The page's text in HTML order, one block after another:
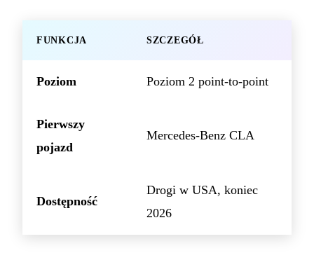
FUNKCJA SZCZEGÓŁ
Poziom Poziom 2 point-to-point
Pierwszy
pojazd
Mercedes-Benz CLA
Dostępność
Drogi w USA, koniec
2026